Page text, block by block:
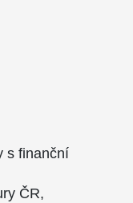
s finanční
ČR,